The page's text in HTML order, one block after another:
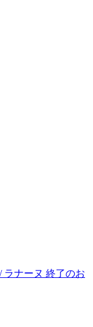
ラナーヌ 終了のお